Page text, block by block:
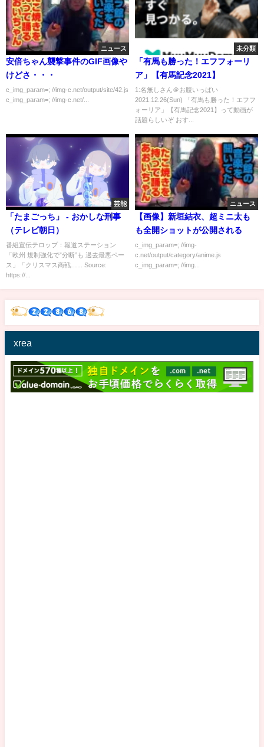
ニュース
安倍ちゃん襲撃事件のGIF画像や
けどさ・・・
c_img_param=; //img-c.net/output/site/42.js
c_img_param=; //img-c.net/...
未分類
「有馬も勝った！エフフォーリ
ア」【有馬記念2021】
1:名無しさん＠お腹いっぱい
2021.12.26(Sun) 「有馬も勝った！エフフ
ォーリア」【有馬記念2021】って動画が
話題らしいぞ おす...
芸能
「たまごっち」 - おかしな刑事
（テレビ朝日）
番組宣伝テロップ：報道ステーション
「欧州 規制強化で”分断”も 過去最悪ペー
ス」「クリスマス商戦…... Source:
https://...
ニュース
【画像】新垣結衣、超ミニ太も
も全開ショットが公開される
c_img_param=; //img-
c.net/output/category/anime.js
c_img_param=; //img...
xrea